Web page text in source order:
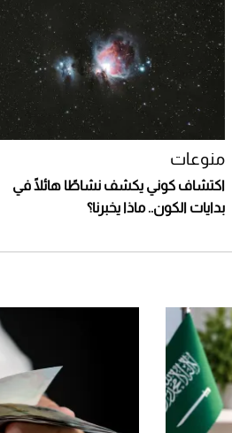
منوعات
اكتشاف كوني يكشف نشاطًا هائلًا في
بدايات الكون.. ماذا يخبرنا؟